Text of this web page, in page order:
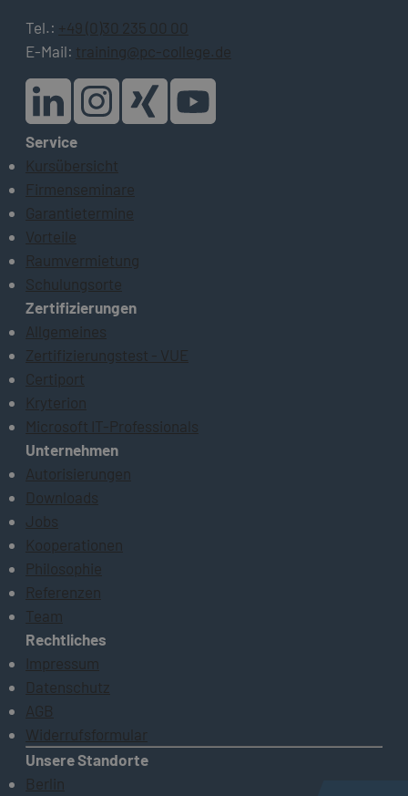
Tel.: +49 (0)30 235 00 00
E-Mail: training@pc-college.de
Service
Kursübersicht
Firmenseminare
Garantietermine
Vorteile
Raumvermietung
Schulungsorte
Zertifizierungen
Allgemeines
Zertifizierungstest - VUE
Certiport
Kryterion
Microsoft IT-Professionals
Unternehmen
Autorisierungen
Downloads
Jobs
Kooperationen
Philosophie
Referenzen
Team
Rechtliches
Impressum
Datenschutz
AGB
Widerrufsformular
Unsere Standorte
Berlin